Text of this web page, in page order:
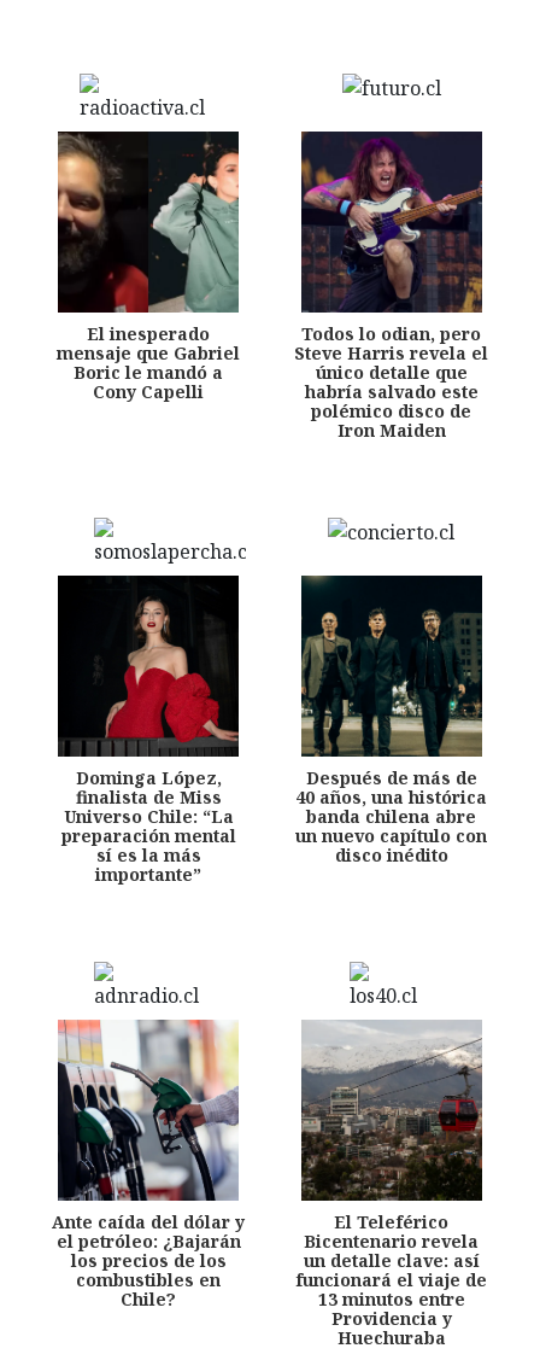
El inesperado
mensaje que Gabriel
Boric le mandó a
Cony Capelli
Todos lo odian, pero
Steve Harris revela el
único detalle que
habría salvado este
polémico disco de
Iron Maiden
Dominga López,
finalista de Miss
Universo Chile: “La
preparación mental
sí es la más
importante”
Después de más de
40 años, una histórica
banda chilena abre
un nuevo capítulo con
disco inédito
Ante caída del dólar y
el petróleo: ¿Bajarán
los precios de los
combustibles en
Chile?
El Teleférico
Bicentenario revela
un detalle clave: así
funcionará el viaje de
13 minutos entre
Providencia y
Huechuraba